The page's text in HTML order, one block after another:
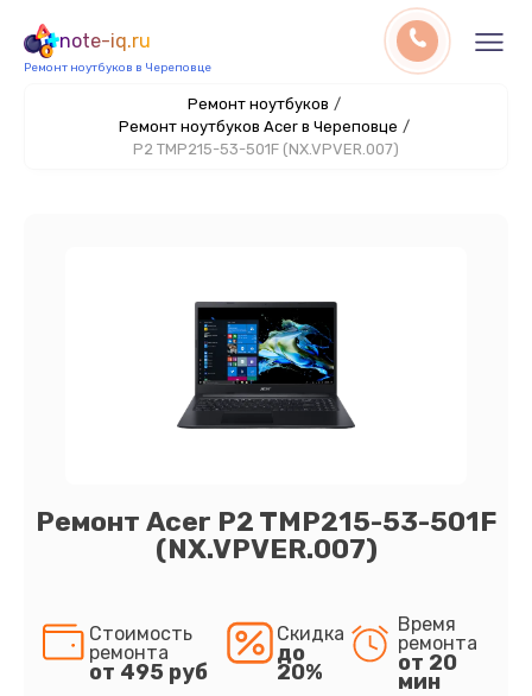
note-iq.ru
Ремонт ноутбуков в Череповце
Ремонт ноутбуков /
Ремонт ноутбуков Acer в Череповце /
P2 TMP215-53-501F (NX.VPVER.007)
Ремонт Acer P2 TMP215-53-501F
(NX.VPVER.007)
Стоимость
ремонта
от 495 руб
Скидка
до
20%
Время
ремонта
от 20
мин